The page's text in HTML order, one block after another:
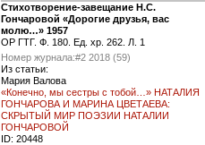
Стихотворение-завещание Н.С.
Гончаровой «Дорогие друзья, вас
молю…» 1957
ОР ГТГ. Ф. 180. Ед. хр. 262. Л. 1
Номер журнала:#2 2018 (59)
Из статьи:
Мария Валова
«Конечно, мы сестры с тобой…» НАТАЛИЯ
ГОНЧАРОВА И МАРИНА ЦВЕТАЕВА:
СКРЫТЫЙ МИР ПОЭЗИИ НАТАЛИИ
ГОНЧАРОВОЙ
ID: 20448